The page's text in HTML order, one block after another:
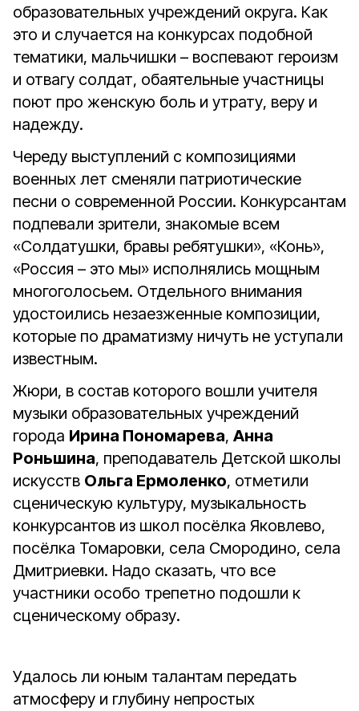
образовательных учреждений округа. Как
это и случается на конкурсах подобной
тематики, мальчишки – воспевают героизм
и отвагу солдат, обаятельные участницы
поют про женскую боль и утрату, веру и
надежду.
Череду выступлений с композициями
военных лет сменяли патриотические
песни о современной России. Конкурсантам
подпевали зрители, знакомые всем
«Солдатушки, бравы ребятушки», «Конь»,
«Россия – это мы» исполнялись мощным
многоголосьем. Отдельного внимания
удостоились незаезженные композиции,
которые по драматизму ничуть не уступали
известным.
Жюри, в состав которого вошли учителя
музыки образовательных учреждений
города Ирина Пономарева, Анна
Роньшина, преподаватель Детской школы
искусств Ольга Ермоленко, отметили
сценическую культуру, музыкальность
конкурсантов из школ посёлка Яковлево,
посёлка Томаровки, села Смородино, села
Дмитриевки. Надо сказать, что все
участники особо трепетно подошли к
сценическому образу.
Удалось ли юным талантам передать
атмосферу и глубину непростых